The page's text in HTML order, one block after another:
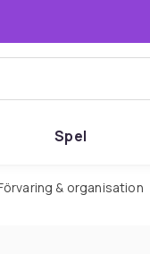
Spel
Förvaring & organisation